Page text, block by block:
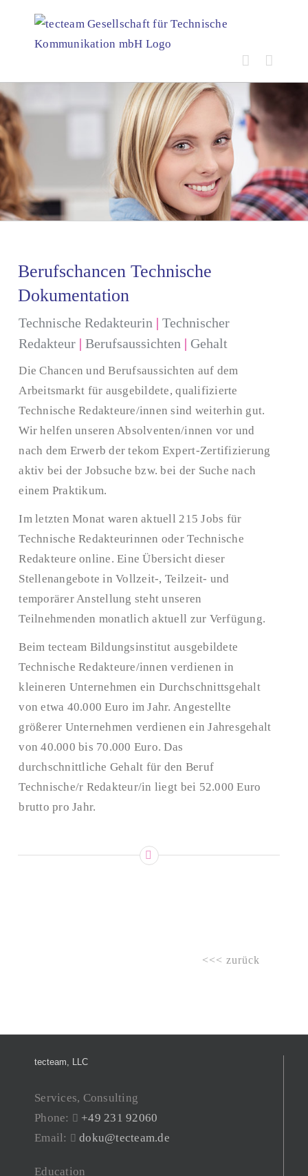
content
Berufschancen Technische
Dokumentation
Technische Redakteurin |Technischer
Redakteur |Berufsaussichten | Gehalt
Die Chancen und Berufsaussichten auf dem
Arbeitsmarkt für ausgebildete, qualifizierte
Technische Redakteure/innen sind weiterhin gut.
Wir helfen unseren Absolventen/innen vor und
nach dem Erwerb der tekom Expert-Zertifizierung
aktiv bei der Jobsuche bzw. bei der Suche nach
einem Praktikum.
Im letzten Monat waren aktuell 215 Jobs für
Technische Redakteurinnen oder Technische
Redakteure online. Eine Übersicht dieser
Stellenangebote in Vollzeit-, Teilzeit- und
temporärer Anstellung steht unseren
Teilnehmenden monatlich aktuell zur Verfügung.
Beim tecteam Bildungsinstitut ausgebildete
Technische Redakteure/innen verdienen in
kleineren Unternehmen ein Durchschnittsgehalt
von etwa 40.000 Euro im Jahr. Angestellte
größerer Unternehmen verdienen ein Jahresgehalt
von 40.000 bis 70.000 Euro. Das
durchschnittliche Gehalt für den Beruf
Technische/r Redakteur/in liegt bei 52.000 Euro
brutto pro Jahr.
<<< zurück
tecteam, LLC
Services, Consulting
Phone:
+49 231 92060
Email:
doku@tecteam.de
Education